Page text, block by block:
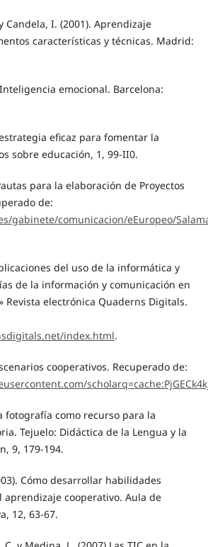
Candela, I. (2001). Aprendizaje
características y técnicas. Madrid:
emocional. Barcelona:
eficaz para fomentar la
sobre educación, 1, 99-II0.
para la elaboración de Proyectos
de:
gabinete/comunicacion/eEuropeo/
del uso de la informática y
de la información y comunicación en
Revista electrónica Quaderns Digitals.
index.html.
cooperativos. Recuperado de:
fotografía como recurso para la
Tejuelo: Didáctica de la Lengua y la
9, 179-194.
Cómo desarrollar habilidades
aprendizaje cooperativo. Aula de
12, 63-67.